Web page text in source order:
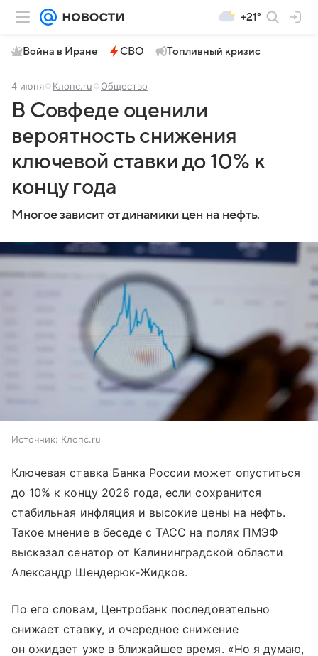
+21°
Война в Иране СВО Топливный кризис
4 июня Клопс.ru Общество
В Совфеде оценили
вероятность снижения
ключевой ставки до 10% к
концу года
Многое зависит от динамики цен на нефть.
Источник: Клопс.ru
Ключевая ставка Банка России может опуститься
до 10% к концу 2026 года, если сохранится
стабильная инфляция и высокие цены на нефть.
Такое мнение в беседе с ТАСС на полях ПМЭФ
высказал сенатор от Калининградской области
Александр Шендерюк‑Жидков.
По его словам, Центробанк последовательно
снижает ставку, и очередное снижение
он ожидает уже в ближайшее время. «Но я думаю,